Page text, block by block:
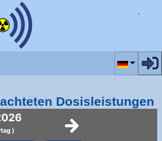
Sprache
Dosisleistungen
)